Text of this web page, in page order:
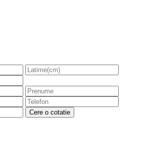
Cere o cotatie